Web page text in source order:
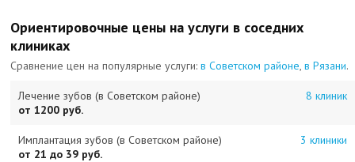
Ориентировочные цены на услуги в соседних
клиниках
Сравнение цен на популярные услуги:в Советском районе,в Рязани.
Лечение зубов (в Советском районе)
8 клиник
от 1200 руб.
Имплантация зубов (в Советском районе)
3 клиники
от 21 до 39 руб.